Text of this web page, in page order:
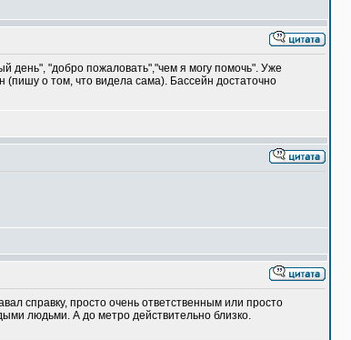
день", "добро пожаловать","чем я могу помочь". Уже
(пишу о том, что видела сама). Бассейн достаточно
справку, просто очень ответственным или просто
людьми. А до метро действительно близко.